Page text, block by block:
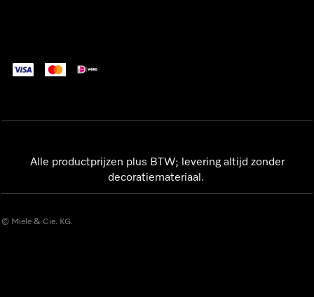
Alle productprijzen plus BTW; levering altijd zonder
decoratiemateriaal.
© Miele & Cie. KG.